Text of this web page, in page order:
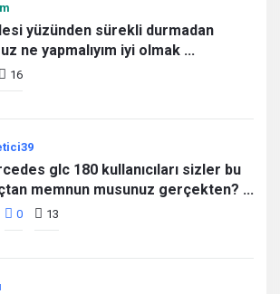
yüzünden sürekli durmadan
ne yapmalıyım iyi olmak ...
16
glc 180 kullanıcıları sizler bu
memnun musunuz gerçekten? ...
0 13